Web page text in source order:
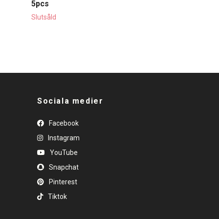
5pcs
Slutsåld
Sociala medier
Facebook
Instagram
YouTube
Snapchat
Pinterest
Tiktok